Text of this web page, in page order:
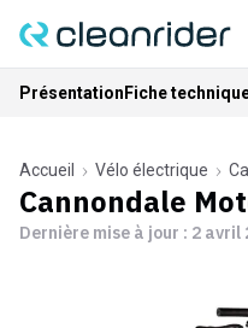
Présentation Fiche
Accueil Vélo électrique
Cannondale
Dernière mise à jour : 2 avril